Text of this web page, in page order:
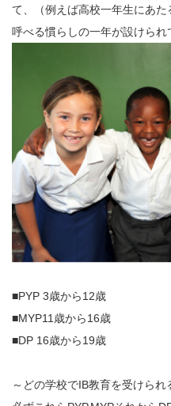
て、（例えば高校一年生にあ
呼べる慣らしの一年が設けられ
■PYP 3歳から12歳
■MYP11歳から16歳
■DP 16歳から19歳
～どの学校でIB教育を受けられ